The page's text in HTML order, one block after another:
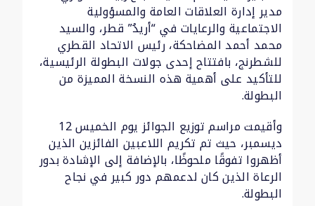
مدير إدارة العلاقات العامة والمسؤولية
الاجتماعية والرعايات في “أريدُ” قطر، والسيد
محمد أحمد المضاحكة، رئيس الاتحاد القطري
للشطرنج، بافتتاح إحدى جولات البطولة الرئيسية،
للتأكيد على أهمية هذه النسخة المميزة من
البطولة.
وأقيمت مراسم توزيع الجوائز يوم الخميس 12
ديسمبر، حيث تم تكريم اللاعبين الفائزين الذين
أظهروا تفوقًا ملحوظًا، بالإضافة إلى الإشادة بدور
الرعاة الذين كان لدعمهم دور كبير في نجاح
البطولة.